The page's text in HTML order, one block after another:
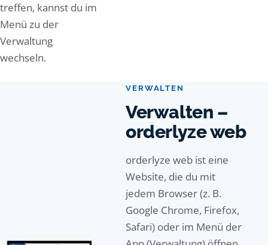
treffen, kannst du im
Menü zu der
Verwaltung
wechseln.
VERWALTEN
Verwalten –
orderlyze web
orderlyze web ist eine
Website, die du mit
jedem Browser (z. B.
Google Chrome, Firefox,
Safari) oder im Menü der